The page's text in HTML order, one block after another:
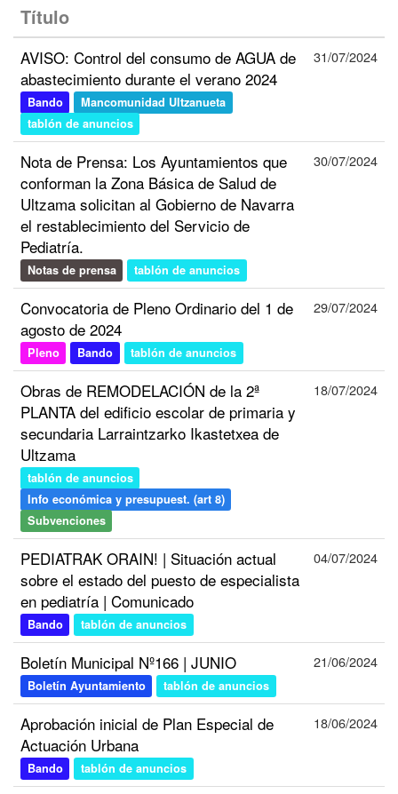
Título
AVISO: Control del consumo de AGUA de
abastecimiento durante el verano 2024
Bando
Mancomunidad Ultzanueta
tablón de anuncios
31/07/2024
Nota de Prensa: Los Ayuntamientos que
conforman la Zona Básica de Salud de
Ultzama solicitan al Gobierno de Navarra
el restablecimiento del Servicio de
Pediatría.
Notas de prensa tablón de anuncios
30/07/2024
Convocatoria de Pleno Ordinario del 1 de
agosto de 2024
Pleno Bando tablón de anuncios
29/07/2024
Obras de REMODELACIÓN de la 2ª
PLANTA del edificio escolar de primaria y
secundaria Larraintzarko Ikastetxea de
Ultzama
tablón de anuncios
Info económica y presupuest. (art 8)
Subvenciones
18/07/2024
PEDIATRAK ORAIN! | Situación actual
sobre el estado del puesto de especialista
en pediatría | Comunicado
Bando tablón de anuncios
04/07/2024
Boletín Municipal Nº166 | JUNIO
Boletín Ayuntamiento tablón de anuncios
21/06/2024
Aprobación inicial de Plan Especial de
Actuación Urbana
Bando tablón de anuncios
18/06/2024